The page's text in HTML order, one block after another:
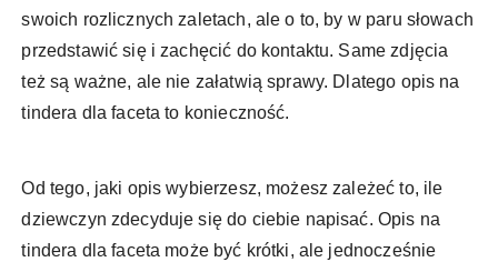
swoich rozlicznych zaletach, ale o to, by w paru słowach
przedstawić się i zachęcić do kontaktu. Same zdjęcia
też są ważne, ale nie załatwią sprawy. Dlatego opis na
tindera dla faceta to konieczność.
Od tego, jaki opis wybierzesz, możesz zależeć to, ile
dziewczyn zdecyduje się do ciebie napisać. Opis na
tindera dla faceta może być krótki, ale jednocześnie